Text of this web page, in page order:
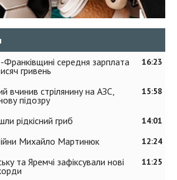
16:23
Франківщині середня зарплата
гривень
15:58
вчинив стрілянину на АЗС,
підозру
14:01
рідкісний гриб
12:24
Михайло Мартинюк
11:25
та Яремчі зафіксували нові